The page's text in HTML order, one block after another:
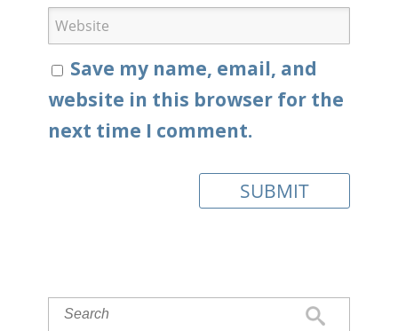
Save my name, email, and
website in this browser for the
next time I comment.